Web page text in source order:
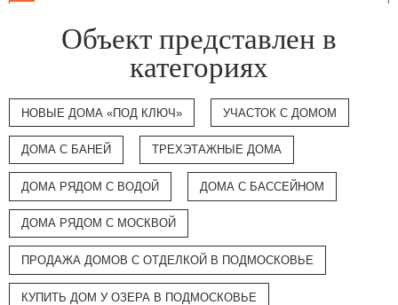
Объект представлен в
категориях
НОВЫЕ ДОМА «ПОД КЛЮЧ» УЧАСТОК С ДОМОМ
ДОМА С БАНЕЙ ТРЕХЭТАЖНЫЕ ДОМА
ДОМА РЯДОМ С ВОДОЙ ДОМА С БАССЕЙНОМ
ДОМА РЯДОМ С МОСКВОЙ
ПРОДАЖА ДОМОВ С ОТДЕЛКОЙ В ПОДМОСКОВЬЕ
КУПИТЬ ДОМ У ОЗЕРА В ПОДМОСКОВЬЕ